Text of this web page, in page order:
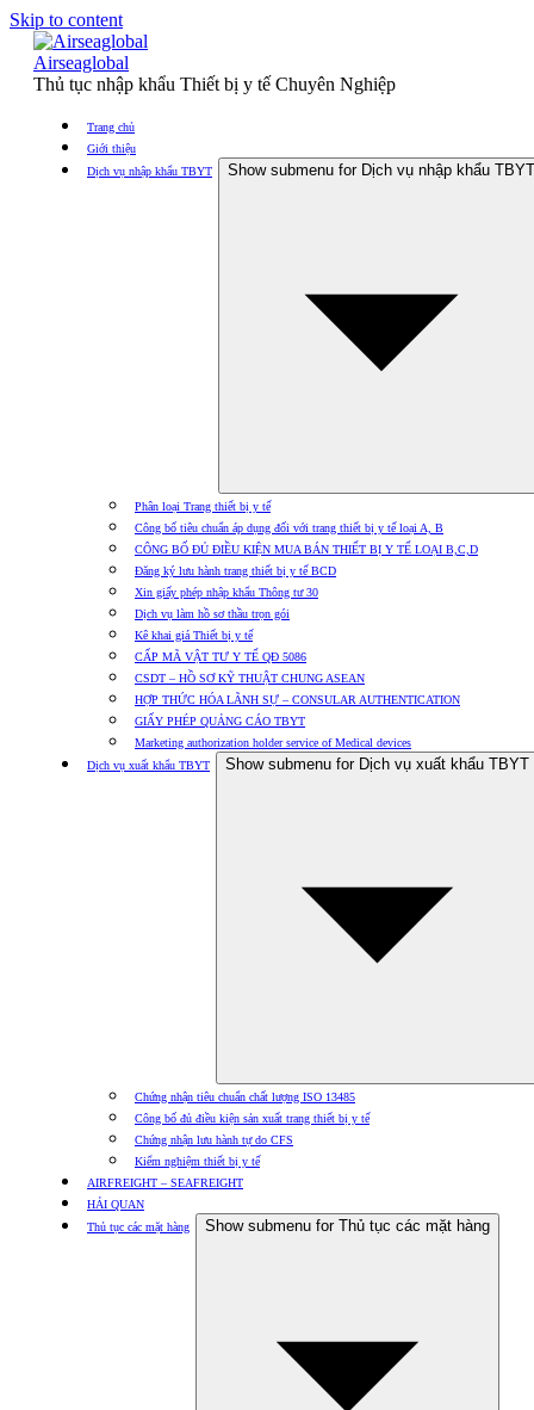
Skip to content
Airseaglobal
Thủ tục nhập khẩu Thiết bị y tế Chuyên Nghiệp
Trang chủ
Giới thiệu
Dịch vụ nhập khẩu TBYT
Show submenu for Dịch vụ nhập khẩu TBYT
Phân loại Trang thiết bị y tế
Công bố tiêu chuẩn áp dụng đối với trang thiết bị y tế loại A, B
CÔNG BỐ ĐỦ ĐIỀU KIỆN MUA BÁN THIẾT BỊ Y TẾ LOẠI B,C,D
Đăng ký lưu hành trang thiết bị y tế BCD
Xin giấy phép nhập khẩu Thông tư 30
Dịch vụ làm hồ sơ thầu trọn gói
Kê khai giá Thiết bị y tế
CẤP MÃ VẬT TƯ Y TẾ QĐ 5086
CSDT – HỒ SƠ KỸ THUẬT CHUNG ASEAN
HỢP THỨC HÓA LÃNH SỰ – CONSULAR AUTHENTICATION
GIẤY PHÉP QUẢNG CÁO TBYT
Marketing authorization holder service of Medical devices
Dịch vụ xuất khẩu TBYT
Show submenu for Dịch vụ xuất khẩu TBYT
Chứng nhận tiêu chuẩn chất lượng ISO 13485
Công bố đủ điều kiện sản xuất trang thiết bị y tế
Chứng nhận lưu hành tự do CFS
Kiểm nghiệm thiết bị y tế
AIRFREIGHT – SEAFREIGHT
HẢI QUAN
Thủ tục các mặt hàng
Show submenu for Thủ tục các mặt hàng